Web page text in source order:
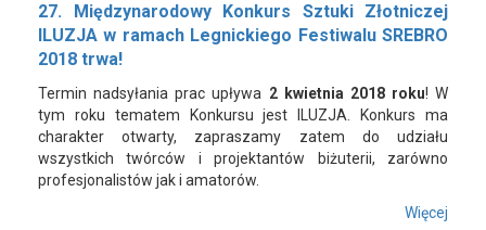
27. Międzynarodowy Konkurs Sztuki Złotniczej
ILUZJA w ramach Legnickiego Festiwalu SREBRO
2018 trwa!
Termin nadsyłania prac upływa 2 kwietnia 2018 roku! W
tym roku tematem Konkursu jest ILUZJA. Konkurs ma
charakter otwarty, zapraszamy zatem do udziału
wszystkich twórców i projektantów biżuterii, zarówno
profesjonalistów jak i amatorów.
Więcej